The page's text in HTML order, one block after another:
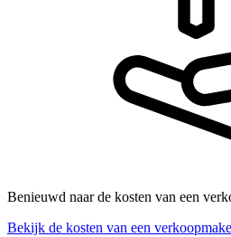
Benieuwd naar de kosten van een
Bekijk de kosten van een